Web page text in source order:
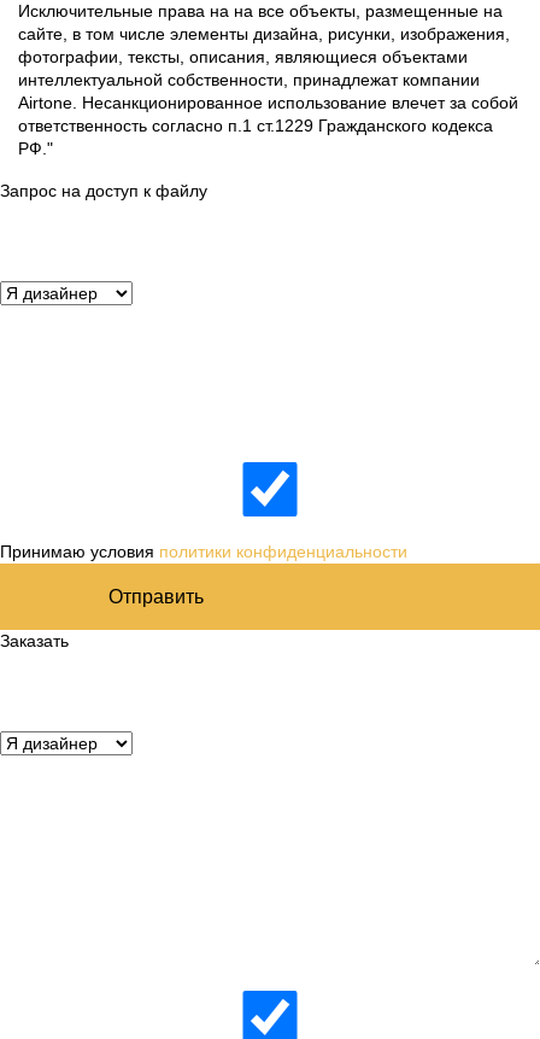
Исключительные права на на все объекты, размещенные на
сайте, в том числе элементы дизайна, рисунки, изображения,
фотографии, тексты, описания, являющиеся объектами
интеллектуальной собственности, принадлежат компании
Airtone. Несанкционированное использование влечет за собой
ответственность согласно п.1 ст.1229 Гражданского кодекса
РФ."
Запрос на доступ к файлу
Принимаю условия политики конфиденциальности
Отправить
Заказать